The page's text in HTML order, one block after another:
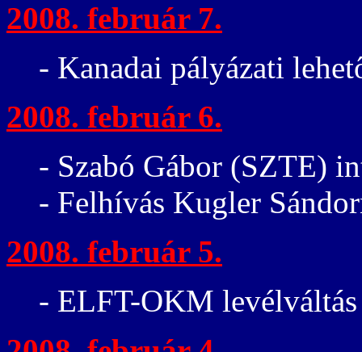
2008. február 7.
- Kanadai pályázati
2008. február 6.
- Szabó Gábor (SZTE)
- Felhívás Kugler
2008. február 5.
- ELFT-OKM